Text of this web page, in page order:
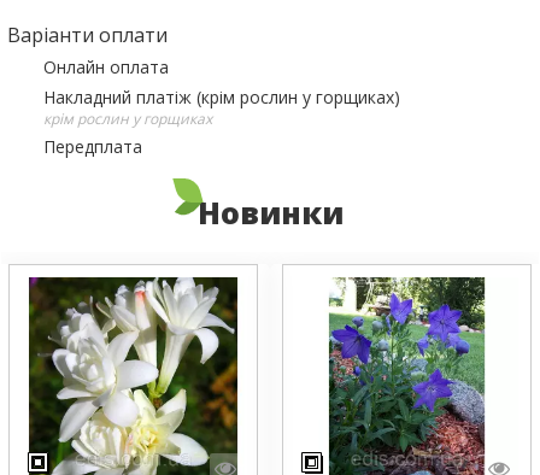
Варіанти оплати
Онлайн оплата
Накладний платіж (крім рослин у горщиках)
крім рослин у горщиках
Передплата
Новинки